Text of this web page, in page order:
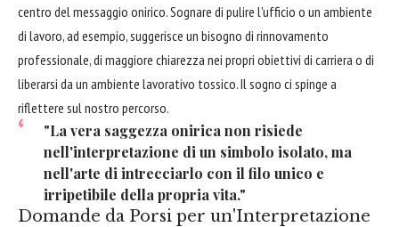
centro del messaggio onirico. Sognare di pulire l'ufficio o un ambiente
di lavoro, ad esempio, suggerisce un bisogno di rinnovamento
professionale, di maggiore chiarezza nei propri obiettivi di carriera o di
liberarsi da un ambiente lavorativo tossico. Il sogno ci spinge a
riflettere sul nostro percorso.
"La vera saggezza onirica non risiede
nell'interpretazione di un simbolo isolato, ma
nell'arte di intrecciarlo con il filo unico e
irripetibile della propria vita."
Domande da Porsi per un'Interpretazione